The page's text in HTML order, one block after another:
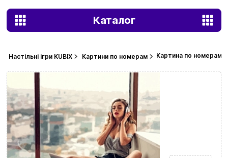
Каталог
Настільні ігри KUBIX Картини по номерам Картина по номерам